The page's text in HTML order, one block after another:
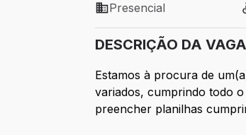
Modelo de trabalho:
Presencial
DESCRIÇÃO DA VAGA
Estamos à procura de
variados, cumprindo todo
preencher planilhas